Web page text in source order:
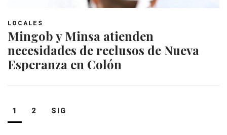
LOCALES
Mingob y Minsa atienden
necesidades de reclusos de Nueva
Esperanza en Colón
Navegación
de
1 2 SIG